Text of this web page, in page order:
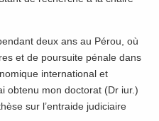
deux ans au Pérou, où
et de poursuite pénale dans
international et
obtenu mon doctorat (Dr iur.)
sur l’entraide judiciaire